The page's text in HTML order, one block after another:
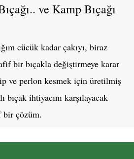
ve Kamp Bıçağı
cücük kadar çakıyı, biraz
bir bıçakla değiştirmeye karar
ve perlon kesmek için üretilmiş
bıçak ihtiyacını karşılayacak
çözüm.